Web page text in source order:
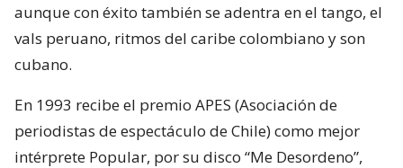
aunque con éxito también se adentra en el tango, el
vals peruano, ritmos del caribe colombiano y son
cubano.
En 1993 recibe el premio APES (Asociación de
periodistas de espectáculo de Chile) como mejor
intérprete Popular, por su disco “Me Desordeno”,